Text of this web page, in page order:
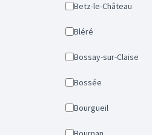
Betz-le-Château
Bléré
Bossay-sur-Claise
Bossée
Bourgueil